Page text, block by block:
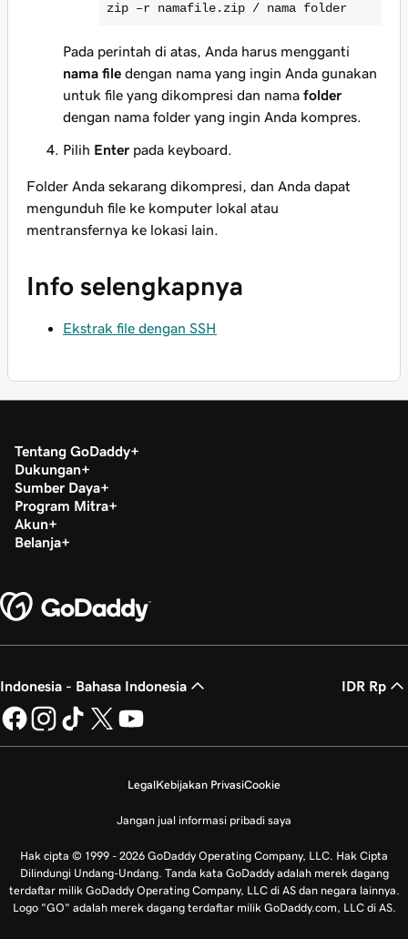
zip –r namafile.zip / nama folder
Pada perintah di atas, Anda harus mengganti
nama file dengan nama yang ingin Anda gunakan
untuk file yang dikompresi dan nama folder
dengan nama folder yang ingin Anda kompres.
Pilih Enter pada keyboard.
Folder Anda sekarang dikompresi, dan Anda dapat
mengunduh file ke komputer lokal atau
mentransfernya ke lokasi lain.
Info selengkapnya
Ekstrak file dengan SSH
Tentang GoDaddy
Dukungan
Sumber Daya
Program Mitra
Akun
Belanja
Indonesia - Bahasa Indonesia IDR Rp
LegalKebijakan PrivasiCookie
Jangan jual informasi pribadi saya
Hak cipta © 1999 - 2026 GoDaddy Operating Company, LLC. Hak Cipta
Dilindungi Undang-Undang. Tanda kata GoDaddy adalah merek dagang
terdaftar milik GoDaddy Operating Company, LLC di AS dan negara lainnya.
Logo "GO" adalah merek dagang terdaftar milik GoDaddy.com, LLC di AS.